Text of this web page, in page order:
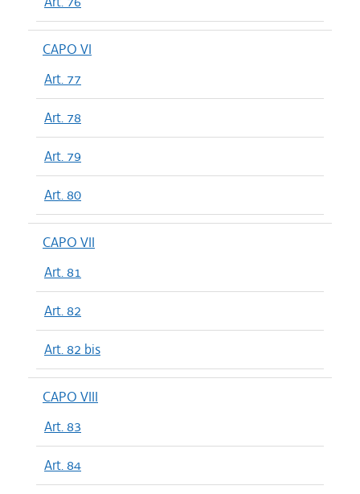
CAPO VI
Art. 77
Art. 78
Art. 79
Art. 80
CAPO VII
Art. 81
Art. 82
Art. 82 bis
CAPO VIII
Art. 83
Art. 84